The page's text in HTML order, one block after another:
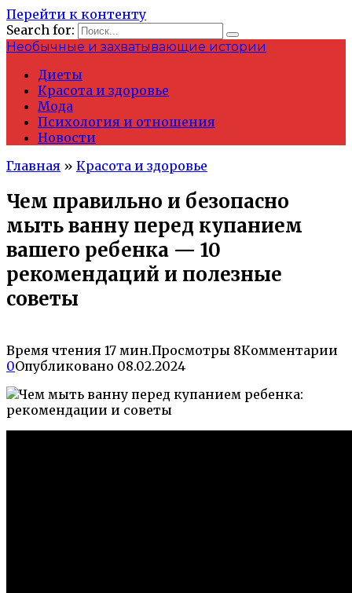
Перейти к контенту
Search for:
Необычные и захватывающие истории
Диеты
Красота и здоровье
Мода
Психология и отношения
Новости
Главная » Красота и здоровье
Чем правильно и безопасно
мыть ванну перед купанием
вашего ребенка — 10
рекомендаций и полезные
советы
Время чтения 17 мин.Просмотры 8Комментарии
0Опубликовано 08.02.2024